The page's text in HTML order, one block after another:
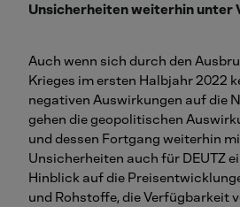
Unsicherheiten weiterhin unter
Auch wenn sich durch den
Krieges im ersten Halbjahr 2022
negativen Auswirkungen auf die
gehen die geopolitischen
und dessen Fortgang weiterhin
Unsicherheiten auch für DEUTZ
Hinblick auf die
und Rohstoffe, die Verfügbarkeit